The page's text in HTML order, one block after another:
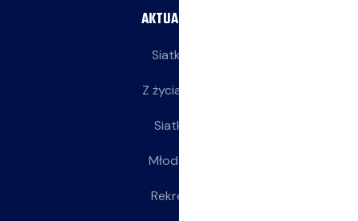
AKTUALNOŚCI
Siatkarze
Z życia klubu
Siatkarki
Młodziczki
Rekreacja